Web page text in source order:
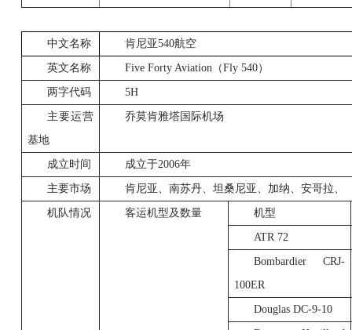
中文名称 肯尼亚540航空
英文名称 Five Forty Aviation （Fly 540）
两字代码 5H
主要运营
基地
乔莫肯雅塔国际机场
成立时间 成立于2006年
主要市场 肯尼亚、南苏丹、坦桑尼亚、加纳、安哥拉、
机队情况 客运机型及数量 机型
ATR 72
Bombardier CRJ-
100ER
Douglas DC-9-10